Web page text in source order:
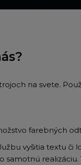
na svete.
farebných
vyšitia textu či
samotnú